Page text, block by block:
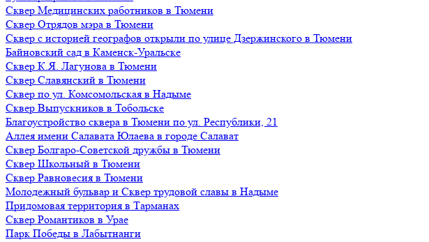
Сквер Медицинских работников в Тюмени
Сквер Отрядов мэра в Тюмени
Сквер с историей географов открыли по улице Дзержинского в Тюмени
Байновский сад в Каменск-Уральске
Сквер К.Я. Лагунова в Тюмени
Сквер Славянский в Тюмени
Сквер по ул. Комсомольская в Надыме
Сквер Выпускников в Тобольске
Благоустройство сквера в Тюмени по ул. Республики, 21
Аллея имени Салавата Юлаева в городе Салават
Сквер Болгаро-Советской дружбы в Тюмени
Сквер Школьный в Тюмени
Сквер Равновесия в Тюмени
Молодежный бульвар и Сквер трудовой славы в Надыме
Придомовая территория в Тарманах
Сквер Романтиков в Урае
Парк Победы в Лабытнанги